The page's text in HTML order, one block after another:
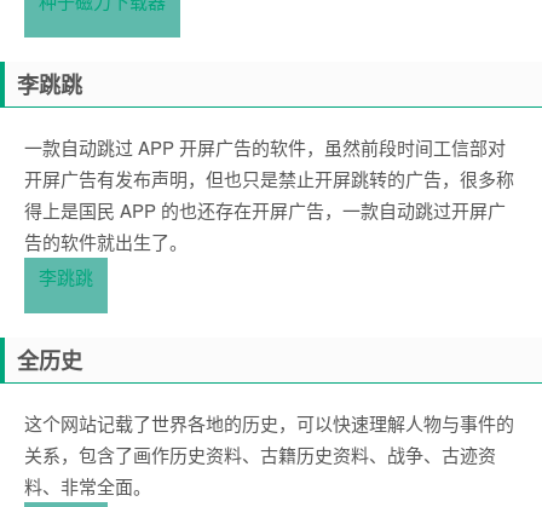
李跳跳
一款自动跳过 APP 开屏广告的软件，虽然前段时间工信部对
开屏广告有发布声明，但也只是禁止开屏跳转的广告，很多称
得上是国民 APP 的也还存在开屏广告，一款自动跳过开屏广
告的软件就出生了。
李跳跳
全历史
这个网站记载了世界各地的历史，可以快速理解人物与事件的
关系，包含了画作历史资料、古籍历史资料、战争、古迹资
料、非常全面。